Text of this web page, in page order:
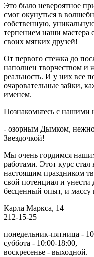
Это было невероятное
смог окунуться в
собственную,
терпением наши мастера
своих мягких друзей!
От первого стежка до
наполнен творчеством и
реальность. И у них все
очаровательные зайки,
именем.
Познакомьтесь с
- озорным Дымком,
Звездочкой!
Мы очень гордимся
работами. Этот курс
настоящим праздником
свой потенциал и
бесценный опыт, и
Карла Маркса, 14
212-15-25
понедельник-пятница -
суббота - 10:00-18:00,
воскресенье - выходной.